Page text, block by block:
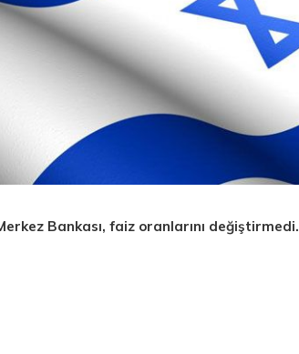
Bankası, faiz oranlarını değiştirmedi.